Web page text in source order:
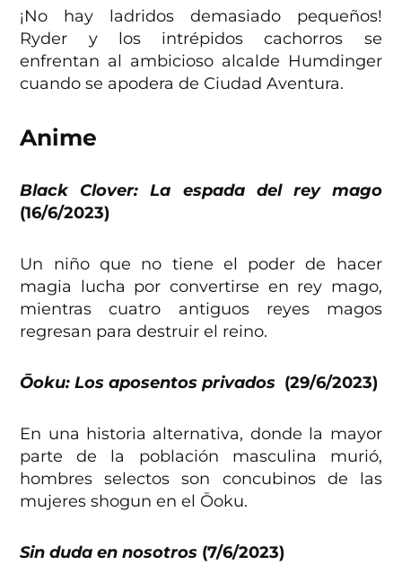
¡No hay ladridos demasiado pequeños!
Ryder y los intrépidos cachorros se
enfrentan al ambicioso alcalde Humdinger
cuando se apodera de Ciudad Aventura.
Anime
Black Clover: La espada del rey mago
(16/6/2023)
Un niño que no tiene el poder de hacer
magia lucha por convertirse en rey mago,
mientras cuatro antiguos reyes magos
regresan para destruir el reino.
Ōoku: Los aposentos privados (29/6/2023)
En una historia alternativa, donde la mayor
parte de la población masculina murió,
hombres selectos son concubinos de las
mujeres shogun en el Ōoku.
Sin duda en nosotros (7/6/2023)